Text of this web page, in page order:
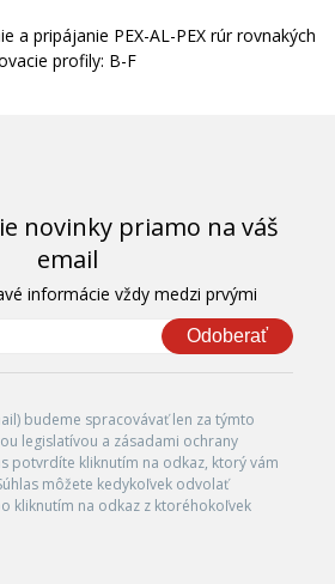
a pripájanie PEX-AL-PEX rúr rovnakých
profily: B-F
novinky priamo na váš
email
informácie vždy medzi prvými
Odoberať
budeme spracovávať len za týmto
legislatívou a zásadami ochrany
potvrdíte kliknutím na odkaz, ktorý vám
môžete kedykoľvek odvolať
kliknutím na odkaz z ktoréhokoľvek